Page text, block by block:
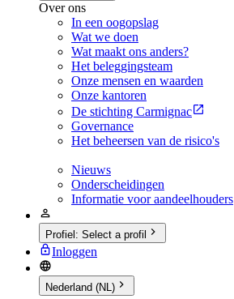
Over ons
In een oogopslag
Wat we doen
Wat maakt ons anders?
Het beleggingsteam
Onze mensen en waarden
Onze kantoren
De stichting Carmignac
Governance
Het beheersen van de risico's
Nieuws
Onderscheidingen
Informatie voor aandeelhouders
Profiel : Select a profil
Inloggen
Nederland (NL)